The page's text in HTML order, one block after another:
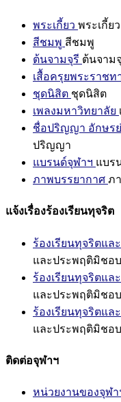
พระเกี้ยว พระเกี้ยว
สีชมพู สีชมพู
ต้นจามจุรี ต้นจาม
เสื้อครุยพระราชท
ชุดนิสิต ชุดนิสิต
เพลงมหาวิทยาลัย
ชื่อปริญญา อักษร
ปริญญา
แบรนด์จุฬาฯ แบร
ภาพบรรยากาศ ภ
แจ้งเรื่องร้องเรียนทุจริต
ร้องเรียนทุจริตแ
และประพฤติมิชอ
ร้องเรียนทุจริตแ
และประพฤติมิชอ
ร้องเรียนทุจริตแ
และประพฤติมิชอ
ติดต่อจุฬาฯ
หน่วยงานของจุฬา